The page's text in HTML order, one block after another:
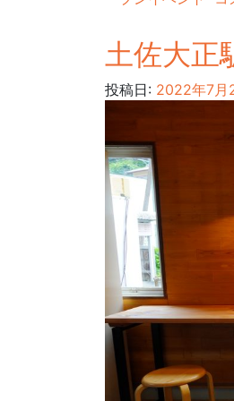
土佐大正
投稿日: 2022年7月